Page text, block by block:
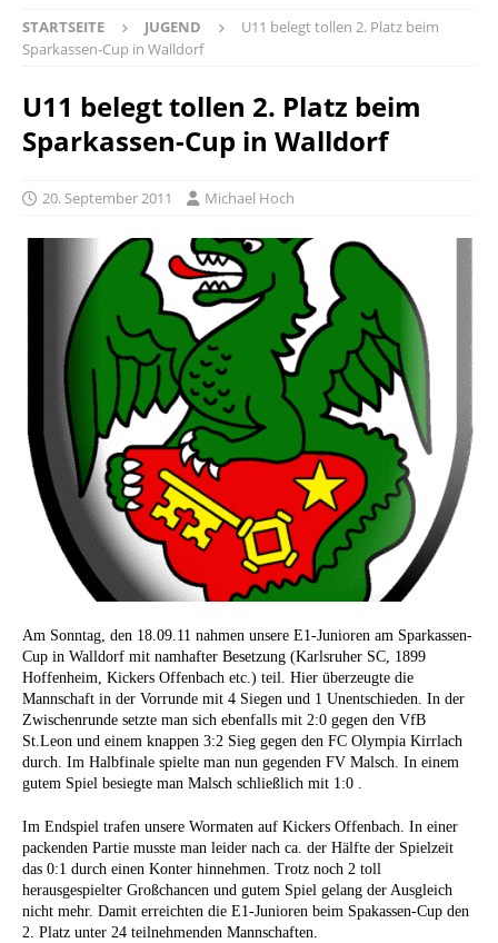
STARTSEITE JUGEND
U11 belegt tollen 2. Platz beim
Sparkassen-Cup in Walldorf
U11 belegt tollen 2. Platz beim
Sparkassen-Cup in Walldorf
20. September 2011 Michael Hoch
Am Sonntag, den 18.09.11 nahmen unsere E1-Junioren am Sparkassen-
Cup in Walldorf mit namhafter Besetzung (Karlsruher SC, 1899
Hoffenheim, Kickers Offenbach etc.) teil. Hier überzeugte die
Mannschaft in der Vorrunde mit 4 Siegen und 1 Unentschieden. In der
Zwischenrunde setzte man sich ebenfalls mit 2:0 gegen den VfB
St.Leon und einem knappen 3:2 Sieg gegen den FC Olympia Kirrlach
durch. Im Halbfinale spielte man nun gegenden FV Malsch. In einem
gutem Spiel besiegte man Malsch schließlich mit 1:0 .
Im Endspiel trafen unsere Wormaten auf Kickers Offenbach. In einer
packenden Partie musste man leider nach ca. der Hälfte der Spielzeit
das 0:1 durch einen Konter hinnehmen. Trotz noch 2 toll
herausgespielter Großchancen und gutem Spiel gelang der Ausgleich
nicht mehr. Damit erreichten die E1-Junioren beim Spakassen-Cup den
2. Platz unter 24 teilnehmenden Mannschaften.